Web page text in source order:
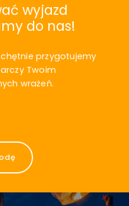
wyjazd
do nas!
przygotujemy
Twoim
wrażeń.